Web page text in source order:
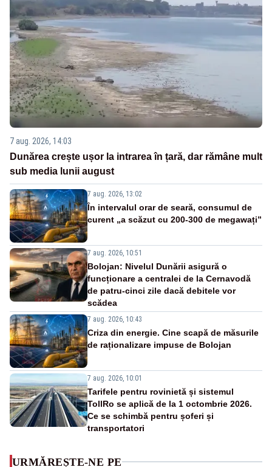
7 aug. 2026, 14:03
Dunărea crește ușor la intrarea în țară, dar rămâne mult
sub media lunii august
7 aug. 2026, 13:02
În intervalul orar de seară, consumul de
curent „a scăzut cu 200-300 de megawați”
7 aug. 2026, 10:51
Bolojan: Nivelul Dunării asigură o
funcționare a centralei de la Cernavodă
de patru-cinci zile dacă debitele vor
scădea
7 aug. 2026, 10:43
Criza din energie. Cine scapă de măsurile
de raționalizare impuse de Bolojan
7 aug. 2026, 10:01
Tarifele pentru rovinietă și sistemul
TollRo se aplică de la 1 octombrie 2026.
Ce se schimbă pentru șoferi și
transportatori
URMĂREȘTE-NE PE